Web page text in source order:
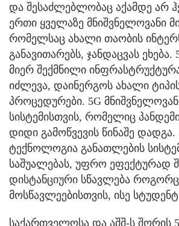
და შესაძლებლობაც აქამდე არ
ერთი ყველაზე მნიშვნელოვანი
რომელსაც ახალი თაობის
განავითარებს, ჯანდაცვას ეხება.
მიერ შექმნილი
იძლევა, დაინერგოს ახალი
პროცედურები. 5G
სისტემისთვის, რომელიც
დიდი გამოწვევის წინაშე დადგა.
ტექნოლოგია განათლების
საშუალებას, უფრო ეფექტურად
დისტანციური სწავლება როგორც
მოსწავლეებისთვის, ისე
საქართველოსა და აშშ-ს შორის